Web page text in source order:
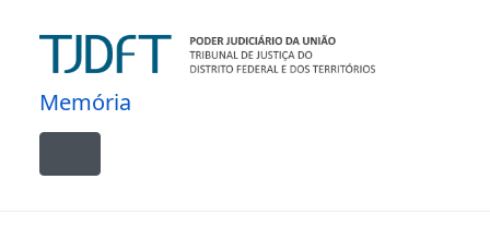
Memória
Toggle navigation